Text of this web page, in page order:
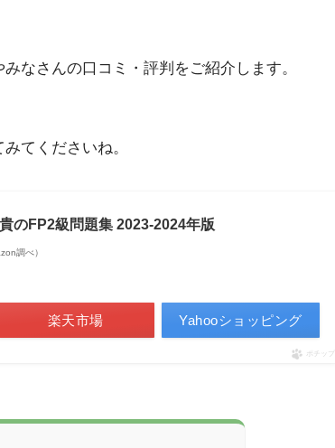
なさんの口コミ・評判をご紹介します。
てくださいね。
のFP2級問題集 2023-2024年版
調べ）
楽天市場 Yahooショッピング
ポチップ